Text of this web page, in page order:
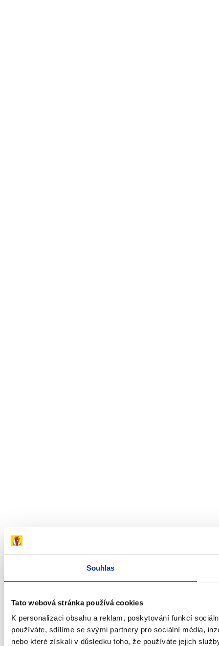
Souhlas
Tato webová stránka používá cookies
K personalizaci obsahu a reklam, poskytování funkcí
používáte, sdílíme se svými partnery pro sociální média,
nebo které získali v důsledku toho, že používáte jejich